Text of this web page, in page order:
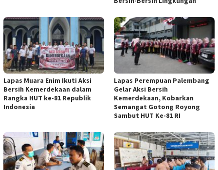
Lapas Muara Enim Ikuti Aksi
Bersih Kemerdekaan dalam
Rangka HUT ke-81 Republik
Indonesia
Lapas Perempuan Palembang
Gelar Aksi Bersih
Kemerdekaan, Kobarkan
Semangat Gotong Royong
Sambut HUT Ke-81 RI